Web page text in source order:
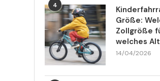
4
Größe:
Zollgröße
welches
14/04/2026